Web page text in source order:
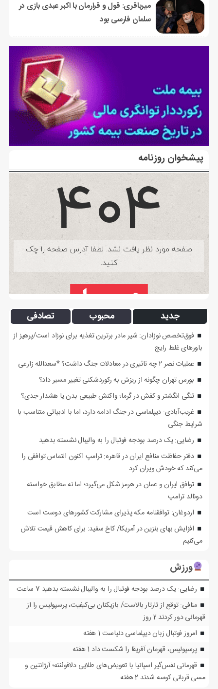
میرباقری: قول و قرارمان با اکبر عبدی بازی در
سلمان فارسی بود
پیشخوان روزنامه
جدید محبوب تصادفی
فوق‌تخصص نوزادان: شیر مادر برترین تغذیه برای نوزاد است/پرهیز از
باورهای غلط رایج
عملیات نصر ۲ چه تاثیری در معادلات جنگ داشت؟ *سعدالله زارعی
بورس تهران چگونه از ریزش به رکوردشکنی تغییر مسیر داد؟
تنگی انگشتر و کفش در گرما؛ واکنش طبیعی بدن یا هشدار جدی؟
غریب‌آبادی: دیپلماسی در جنگ ادامه دارد، اما با ادبیاتی متناسب با
شرایط جنگی
رضایی: یک درصد بودجه فوتبال را به والیبال نشسته بدهید
دفتر حفاظت منافع ایران در قاهره: ترامپ اکنون التماس توافقی را
می‌کند که خودش ویران کرد
توافق ایران و عمان در هرمز شکل می‌گیرد؛ اما نه مطابق خواسته
دونالد ترامپ
اردوغان: توافقنامه مکه پذیرای مشارکت کشورهای دوست است
افزایش بهای بنزین در آمریکا/ کاخ سفید: برای کاهش قیمت تلاش
می‌کنیم
ورزش
رضایی: یک درصد بودجه فوتبال را به والیبال نشسته بدهید 7 ساعت
منافی: توقع از تارتار بالاست/ بازیکنان بی‌کیفیت، پرسپولیس را از
قهرمانی دور کردند 2 روز
امروز فوتبال زبان دیپلماسی دنیاست 1 هفته
پرسپولیس، قهرمان آفریقا را شکست داد 1 هفته
قهرمانی نفس‌گیر اسپانیا با تعویض‌های طلایی دلافوئنته؛ آرژانتین و
مسی قربانی کوسه شدند 2 هفته